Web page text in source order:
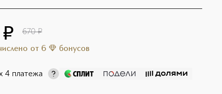
¤ 670 ¤
от 6 бонусов
4 платежа